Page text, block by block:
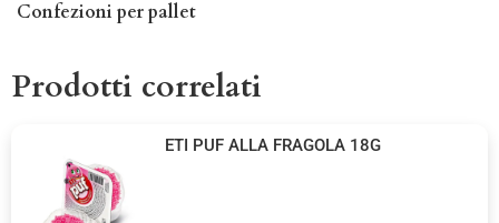
Confezioni per pallet
Prodotti correlati
ETI PUF ALLA FRAGOLA 18G